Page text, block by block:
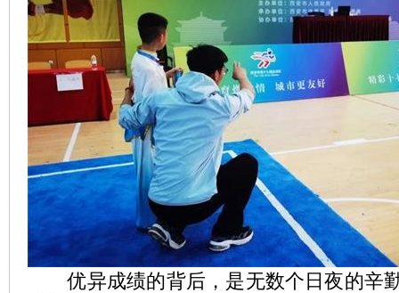
优异成绩的背后，是无数个日夜的辛